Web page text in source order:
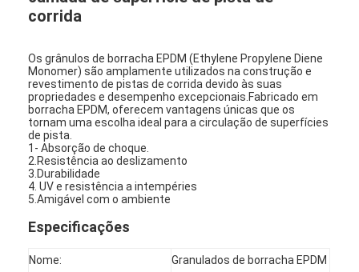
corrida
Os grânulos de borracha EPDM (Ethylene Propylene Diene
Monomer) são amplamente utilizados na construção e
revestimento de pistas de corrida devido às suas
propriedades e desempenho excepcionais.Fabricado em
borracha EPDM, oferecem vantagens únicas que os
tornam uma escolha ideal para a circulação de superfícies
de pista.
1- Absorção de choque.
2.Resistência ao deslizamento
3.Durabilidade
4. UV e resistência a intempéries
5.Amigável com o ambiente
Especificações
Nome: Granulados de borracha EPDM